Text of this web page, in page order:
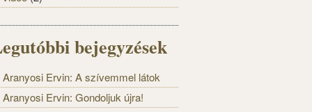
bejegyzések
Aranyosi Ervin: A szívemmel látok
Aranyosi Ervin: Gondoljuk újra!